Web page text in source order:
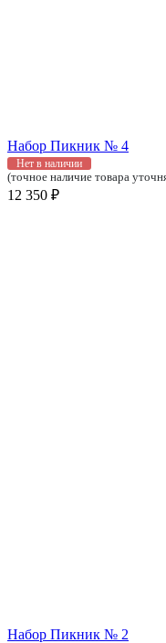
Набор Пикник № 4
Нет в наличии
(точное наличие товара
12 350 ₽
Набор Пикник № 2